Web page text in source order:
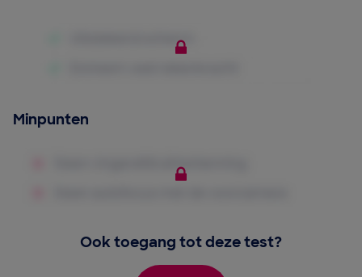
Minpunten
Ook toegang tot deze test?